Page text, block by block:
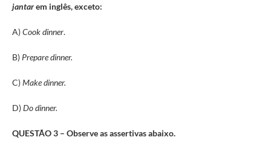
jantarem inglês, exceto:
A)Cook dinner.
B) Prepare dinner.
C)Make dinner.
D)Do dinner.
QUESTÃO 3 – Observe as assertivas abaixo.